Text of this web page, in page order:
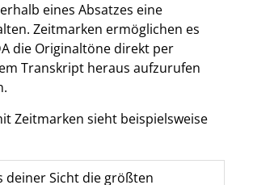
eines Absatzes eine
Zeitmarken ermöglichen es
die Originaltöne direkt per
Transkript heraus aufzurufen
Zeitmarken sieht beispielsweise
deiner Sicht die größten